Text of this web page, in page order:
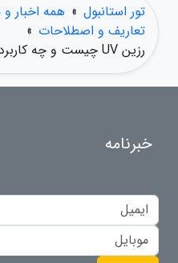
تور استانبول » همه اخبار و
تعاریف و اصطلاحات »
رزین UV چیست و چه کاربردهایی دارد؟
خبرنامه